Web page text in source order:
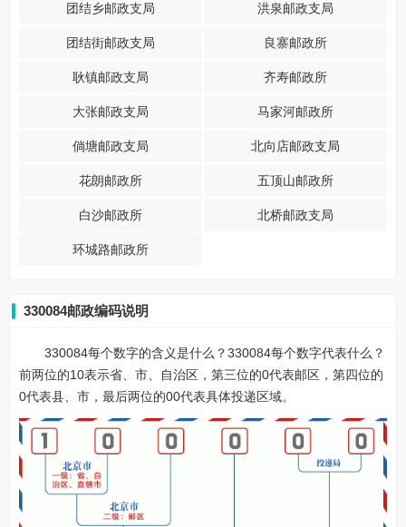
团结乡邮政支局 洪泉邮政支局
团结街邮政支局 良寨邮政所
耿镇邮政支局 齐寿邮政所
大张邮政支局 马家河邮政所
倘塘邮政支局 北向店邮政支局
花朗邮政所 五顶山邮政所
白沙邮政所 北桥邮政支局
环城路邮政所
330084邮政编码说明
330084每个数字的含义是什么？330084每个数字代表什么？
前两位的10表示省、市、自治区，第三位的0代表邮区，第四位的
0代表县、市，最后两位的00代表具体投递区域。